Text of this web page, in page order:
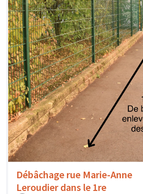
Débâchage rue Marie-Anne
Leroudier dans le 1re